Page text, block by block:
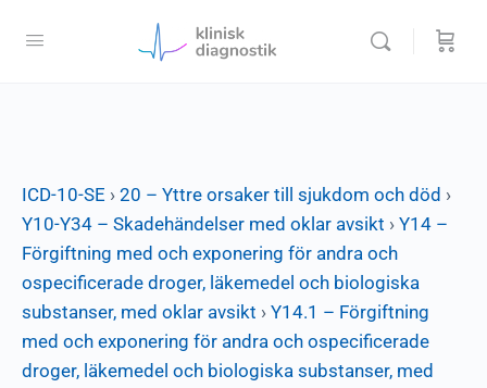
ICD-10-SE › 20 – Yttre orsaker till sjukdom och död ›
Y10-Y34 – Skadehändelser med oklar avsikt › Y14 –
Förgiftning med och exponering för andra och
ospecificerade droger, läkemedel och biologiska
substanser, med oklar avsikt › Y14.1 – Förgiftning
med och exponering för andra och ospecificerade
droger, läkemedel och biologiska substanser, med